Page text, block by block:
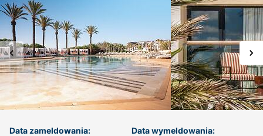
Data zameldowania: Data wymeldowania: